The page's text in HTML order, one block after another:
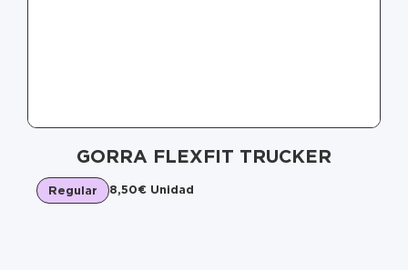
GORRA FLEXFIT TRUCKER
Regular 8,50€ Unidad